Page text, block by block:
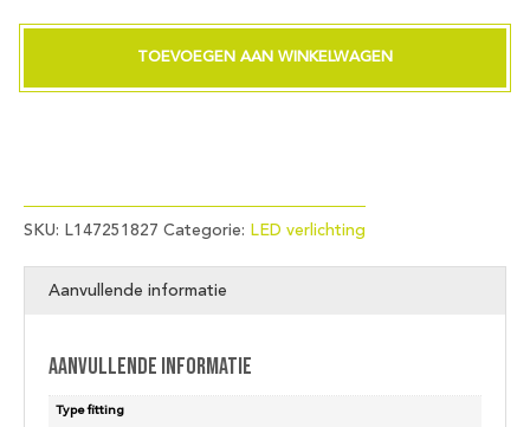
Ball
420Lm
aantal
TOEVOEGEN AAN WINKELWAGEN
SKU: L147251827 Categorie: LED verlichting
Aanvullende informatie
Aanvullende informatie
Type fitting